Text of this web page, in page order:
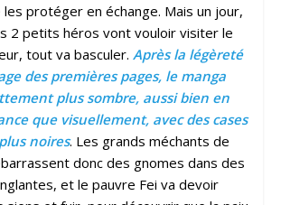
protéger en échange. Mais un jour,
2 petits héros vont vouloir visiter le
tout va basculer. Après la légèreté
des premières pages, le manga
plus sombre, aussi bien en
que visuellement, avec des cases
noires. Les grands méchants de
donc des gnomes dans des
et le pauvre Fei va devoir